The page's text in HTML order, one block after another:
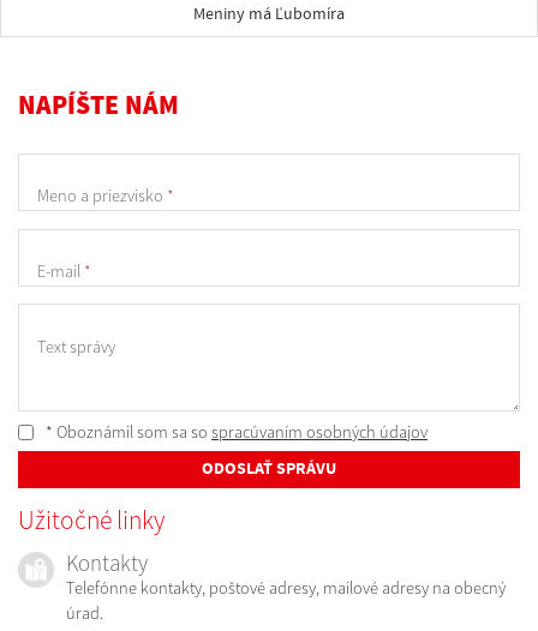
Meniny má Ľubomíra
NAPÍŠTE NÁM
Meno a priezvisko *
E-mail *
Text správy
* Oboznámil som sa so spracúvaním osobných údajov
ODOSLAŤ SPRÁVU
Užitočné linky
Kontakty
Telefónne kontakty, poštové adresy, mailové adresy na obecný
úrad.